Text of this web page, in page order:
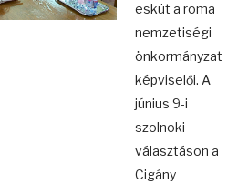
esküt a roma
nemzetiségi
önkormányzat
képviselői. A
június 9-i
szolnoki
választáson a
Cigány